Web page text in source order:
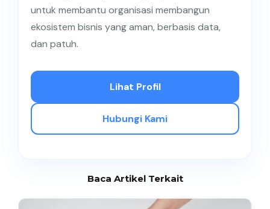
untuk membantu organisasi membangun
ekosistem bisnis yang aman, berbasis data,
dan patuh.
Lihat Profil
Hubungi Kami
Baca Artikel Terkait